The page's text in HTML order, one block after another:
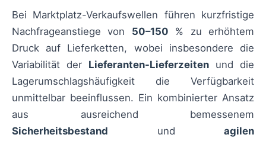
Bei Marktplatz-Verkaufswellen führen kurzfristige
Nachfrageanstiege von 50–150 % zu erhöhtem
Druck auf Lieferketten, wobei insbesondere die
Variabilität der Lieferanten-Lieferzeiten und die
Lagerumschlagshäufigkeit die Verfügbarkeit
unmittelbar beeinflussen. Ein kombinierter Ansatz
aus ausreichend bemessenem
Sicherheitsbestand und agilen